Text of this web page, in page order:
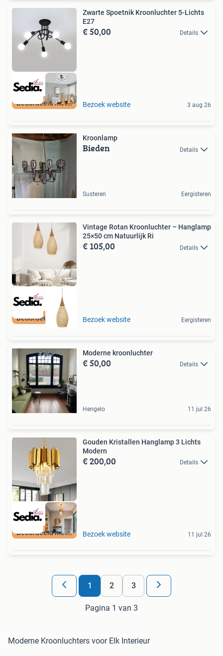
Beoordeeld met 9+
Zwarte Spoetnik Kroonluchter 5-Lichts
E27
€ 50,00 Details
Bezoek website 3 aug 26
Kroonlamp
Bieden Details
Susteren Eergisteren
Beoordeeld met 9+
Vintage Rotan Kroonluchter – Hanglamp
25×50 cm Natuurlijk Ri
€ 105,00 Details
Bezoek website Eergisteren
Moderne kroonluchter
€ 50,00 Details
Hengelo 11 jul 26
Beoordeeld met 9+
Gouden Kristallen Hanglamp 3 Lichts
Modern
€ 200,00 Details
Bezoek website 11 jul 26
1 2 3
Pagina 1 van 3
Moderne Kroonluchters voor Elk Interieur